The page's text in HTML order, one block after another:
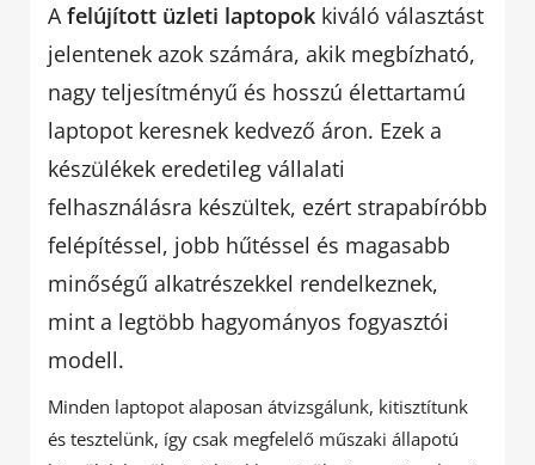
Afelújított üzleti laptopok kiváló választást
jelentenek azok számára, akik megbízható,
nagy teljesítményű és hosszú élettartamú
laptopot keresnek kedvező áron. Ezek a
készülékek eredetileg vállalati
felhasználásra készültek, ezért strapabíróbb
felépítéssel, jobb hűtéssel és magasabb
minőségű alkatrészekkel rendelkeznek,
mint a legtöbb hagyományos fogyasztói
modell.
Minden laptopot alaposan átvizsgálunk, kitisztítunk
és tesztelünk, így csak megfelelő műszaki állapotú